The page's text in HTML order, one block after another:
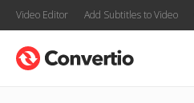
Video Editor Add Subtitles to Video